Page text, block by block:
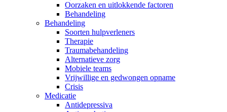
Oorzaken en uitlokkende factoren
Behandeling
Behandeling
Soorten hulpverleners
Therapie
Traumabehandeling
Alternatieve zorg
Mobiele teams
Vrijwillige en gedwongen opname
Crisis
Medicatie
Antidepressiva